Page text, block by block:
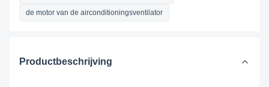
de motor van de airconditioningsventilator
Productbeschrijving